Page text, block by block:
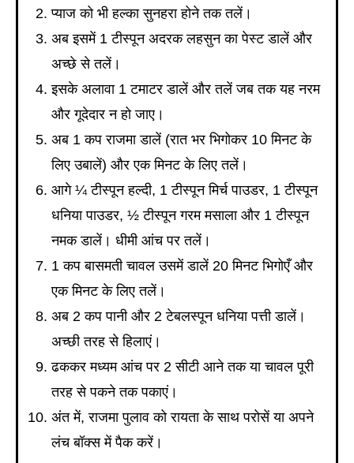
प्याज को भी हल्का सुनहरा होने तक तलें।
अब इसमें 1 टीस्पून अदरक लहसुन का पेस्ट डालें और
अच्छे से तलें।
इसके अलावा 1 टमाटर डालें और तलें जब तक यह नरम
और गूदेदार न हो जाए।
अब 1 कप राजमा डालें (रात भर भिगोकर 10 मिनट के
लिए उबालें) और एक मिनट के लिए तलें।
आगे ¼ टीस्पून हल्दी, 1 टीस्पून मिर्च पाउडर, 1 टीस्पून
धनिया पाउडर, ½ टीस्पून गरम मसाला और 1 टीस्पून
नमक डालें। धीमी आंच पर तलें।
1 कप बासमती चावल उसमें डालें 20 मिनट भिगोएँ और
एक मिनट के लिए तलें।
अब 2 कप पानी और 2 टेबलस्पून धनिया पत्ती डालें।
अच्छी तरह से हिलाएं।
ढककर मध्यम आंच पर 2 सीटी आने तक या चावल पूरी
तरह से पकने तक पकाएं।
अंत में, राजमा पुलाव को रायता के साथ परोसें या अपने
लंच बॉक्स में पैक करें।